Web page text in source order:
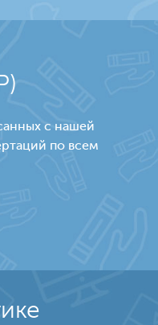
с нашей
по всем